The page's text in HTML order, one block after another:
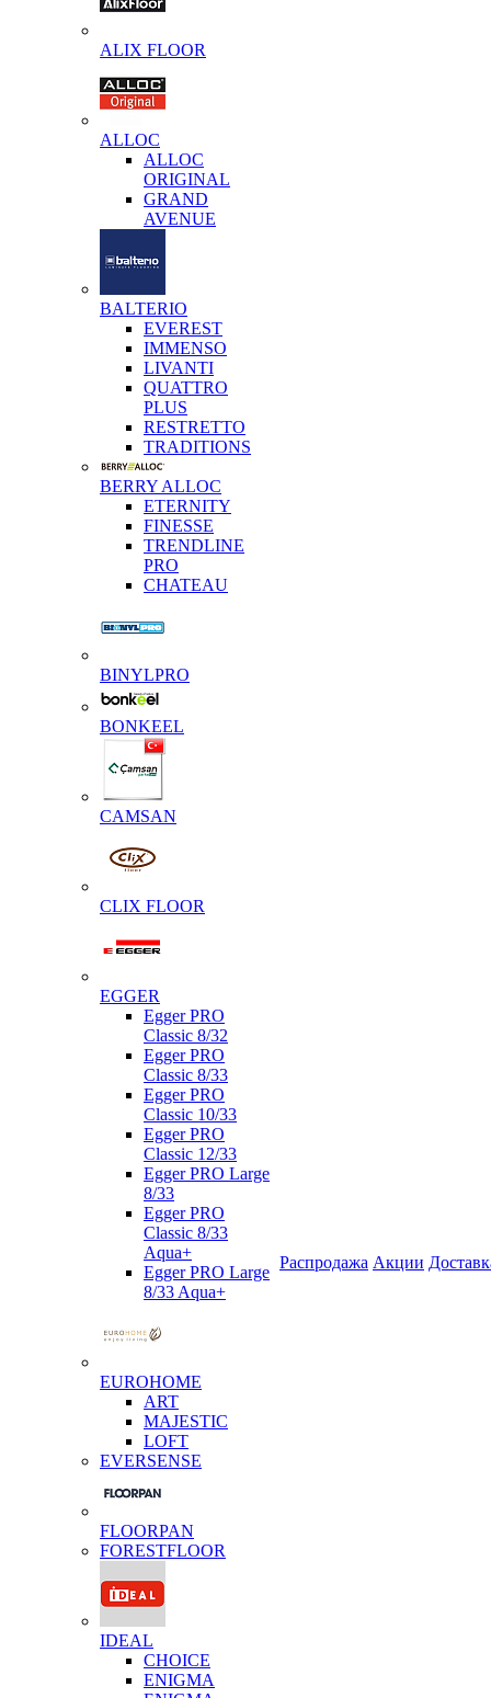
ALIX FLOOR
ALLOC
ALLOC
ORIGINAL
GRAND
AVENUE
BALTERIO
EVEREST
IMMENSO
LIVANTI
QUATTRO
PLUS
RESTRETTO
TRADITIONS
BERRY ALLOC
ETERNITY
FINESSE
TRENDLINE
PRO
CHATEAU
BINYLPRO
BONKEEL
CAMSAN
CLIX FLOOR
EGGER
Egger PRO
Classic 8/32
Egger PRO
Classic 8/33
Egger PRO
Classic 10/33
Egger PRO
Classic 12/33
Egger PRO Large
8/33
Egger PRO
Classic 8/33
Aqua+
Egger PRO Large
8/33 Aqua+
EUROHOME
ART
MAJESTIC
LOFT
EVERSENSE
FLOORPAN
FORESTFLOOR
IDEAL
CHOICE
ENIGMA
Распродажа Акции